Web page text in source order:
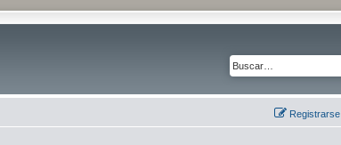
Registrarse